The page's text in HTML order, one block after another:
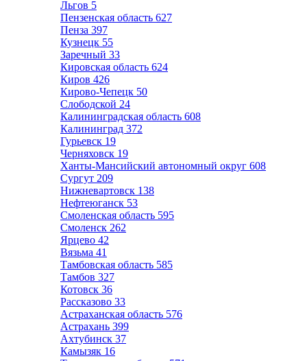
Льгов 5
Пензенская область 627
Пенза 397
Кузнецк 55
Заречный 33
Кировская область 624
Киров 426
Кирово-Чепецк 50
Слободской 24
Калининградская область 608
Калининград 372
Гурьевск 19
Черняховск 19
Ханты-Мансийский автономный округ 608
Сургут 209
Нижневартовск 138
Нефтеюганск 53
Смоленская область 595
Смоленск 262
Ярцево 42
Вязьма 41
Тамбовская область 585
Тамбов 327
Котовск 36
Рассказово 33
Астраханская область 576
Астрахань 399
Ахтубинск 37
Камызяк 16